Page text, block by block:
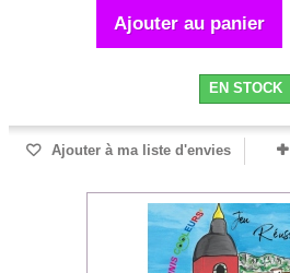
Ajouter au panier
EN STOCK
Ajouter à ma liste d'envies